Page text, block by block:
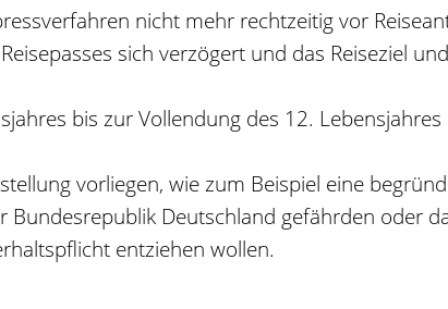
nicht mehr rechtzeitig vor
sich verzögert und das Reiseziel
bis zur Vollendung des 12.
vorliegen, wie zum Beispiel eine
Deutschland gefährden oder
entziehen wollen.